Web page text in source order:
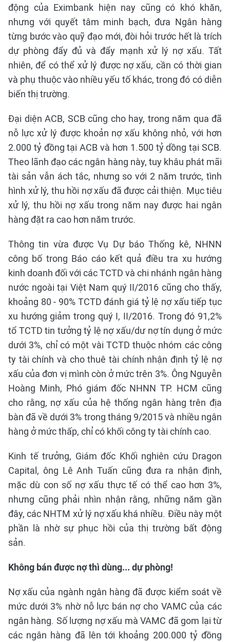
động của Eximbank hiện nay cũng có khó khăn,
nhưng với quyết tâm minh bạch, đưa Ngân hàng
từng bước vào quỹ đạo mới, đòi hỏi trước hết là trích
dự phòng đẩy đủ và đẩy mạnh xử lý nợ xấu. Tất
nhiên, để có thể xử lý được nợ xấu, cần có thời gian
và phụ thuộc vào nhiều yếu tố khác, trong đó có diễn
biến thị trường.
Đại diện ACB, SCB cũng cho hay, trong năm qua đã
nỗ lực xử lý được khoản nợ xấu không nhỏ, với hơn
2.000 tỷ đồng tại ACB và hơn 1.500 tỷ dồng tại SCB.
Theo lãnh đạo các ngân hàng này, tuy khâu phát mãi
tài sản vẫn ách tắc, nhưng so với 2 năm trước, tình
hình xử lý, thu hồi nợ xấu đã được cải thiện. Mục tiêu
xử lý, thu hồi nợ xấu trong năm nay được hai ngân
hàng đặt ra cao hơn năm trước.
Thông tin vừa được Vụ Dự báo Thống kê, NHNN
công bố trong Báo cáo kết quả điều tra xu hướng
kinh doanh đối với các TCTD và chi nhánh ngân hàng
nước ngoài tại Việt Nam quý II/2016 cũng cho thấy,
khoảng 80 - 90% TCTD đánh giá tỷ lệ nợ xấu tiếp tục
xu hướng giảm trong quý I, II/2016. Trong đó 91,2%
tổ TCTD tin tưởng tỷ lệ nợ xấu/dư nợ tín dụng ở mức
dưới 3%, chỉ có một vài TCTD thuộc nhóm các công
ty tài chính và cho thuê tài chính nhận định tỷ lệ nợ
xấu của đơn vị mình còn ở mức trên 3%. Ông Nguyễn
Hoàng Minh, Phó giám đốc NHNN TP. HCM cũng
cho rằng, nợ xấu của hệ thống ngân hàng trên địa
bàn đã về dưới 3% trong tháng 9/2015 và nhiều ngân
hàng ở mức thấp, chỉ có khối công ty tài chính cao.
Kinh tế trưởng, Giám đốc Khối nghiên cứu Dragon
Capital, ông Lê Anh Tuấn cũng đưa ra nhận định,
mặc dù con số nợ xấu thực tế có thể cao hơn 3%,
nhưng cũng phải nhìn nhận rằng, những năm gần
đây, các NHTM xử lý nợ xấu khá nhiều. Điều này một
phần là nhờ sự phục hồi của thị trường bất động
sản.
Không bán được nợ thì dùng... dự phòng!
Nợ xấu của ngành ngân hàng đã được kiểm soát về
mức dưới 3% nhờ nỗ lực bán nợ cho VAMC của các
ngân hàng. Số lượng nợ xấu mà VAMC đã gom lại từ
các ngân hàng đã lên tới khoảng 200.000 tỷ đồng